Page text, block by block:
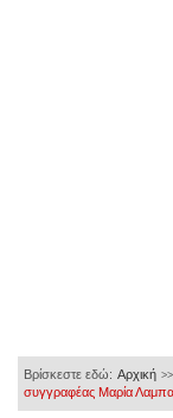
Βρίσκεστε εδώ: Αρχική >>
συγγραφέας Μαρία